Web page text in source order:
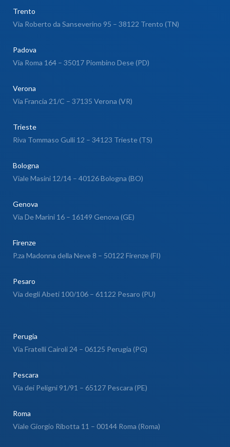
Trento
Via Roberto da Sanseverino 95 – 38122 Trento (TN)
Padova
Via Roma 164 – 35017 Piombino Dese (PD)
Verona
Via Francia 21/C – 37135 Verona (VR)
Trieste
Riva Tommaso Gulli 12 – 34123 Trieste (TS)
Bologna
Viale Masini 12/14 – 40126 Bologna (BO)
Genova
Via De Marini 16 – 16149 Genova (GE)
Firenze
P.za Madonna della Neve 8 – 50122 Firenze (FI)
Pesaro
Via degli Abeti 100/106 – 61122 Pesaro (PU)
Perugia
Via Fratelli Cairoli 24 – 06125 Perugia (PG)
Pescara
Via dei Peligni 91/91 – 65127 Pescara (PE)
Roma
Viale Giorgio Ribotta 11 – 00144 Roma (Roma)